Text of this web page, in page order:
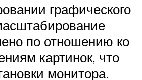
графического
по отношению ко
картинок, что
монитора.